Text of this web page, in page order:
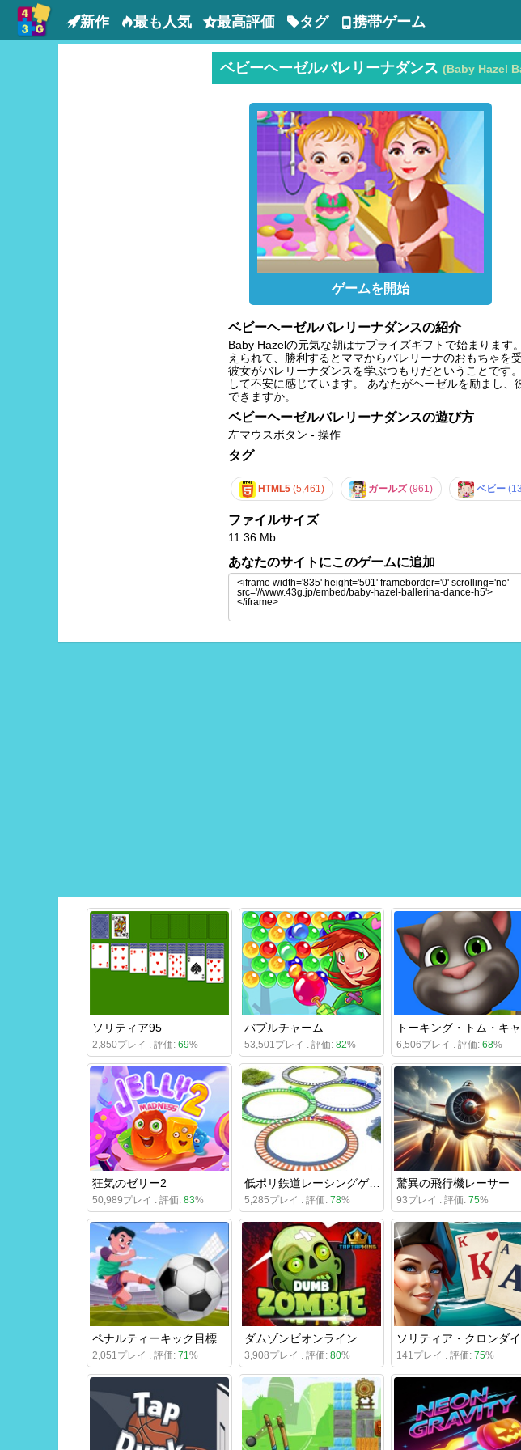
新作 最も人気 最高評価 タグ 携帯ゲーム
ベビーヘーゼルバレリーナダンス (Baby Hazel
ゲームを開始
ベビーヘーゼルバレリーナダンスの紹介
Baby Hazelの元気な朝はサプライズギフトで始まりま
えられて、勝利するとママからバレリーナのおもちゃを
彼女がバレリーナダンスを学ぶつもりだということです
して不安に感じています。 あなたがヘーゼルを励まし
できますか。
ベビーヘーゼルバレリーナダンスの遊び方
左マウスボタン - 操作
タグ
HTML5 (5,461) ガールズ(961) ベビー
ファイルサイズ
11.36 Mb
あなたのサイトにこのゲームに追加
ソリティア95
2,850プレイ . 評価: 69%
バブルチャーム
53,501プレイ . 評価: 82% 6,506プレイ . 評価: 68%
狂気のゼリー2
50,989プレイ . 評価: 83%
低ポリ鉄道レーシングゲーム
5,285プレイ . 評価: 78%
驚異の飛行機レーサー
93プレイ . 評価: 75%
ペナルティーキック目標
2,051プレイ . 評価: 71%
ダムゾンビオンライン
3,908プレイ . 評価: 80% 141プレイ . 評価: 75%